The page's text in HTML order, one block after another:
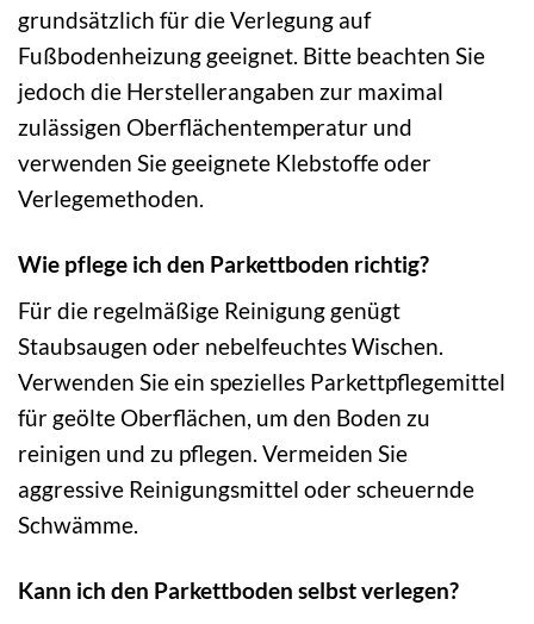
grundsätzlich für die Verlegung auf
Fußbodenheizung geeignet. Bitte beachten Sie
jedoch die Herstellerangaben zur maximal
zulässigen Oberflächentemperatur und
verwenden Sie geeignete Klebstoffe oder
Verlegemethoden.
Wie pflege ich den Parkettboden richtig?
Für die regelmäßige Reinigung genügt
Staubsaugen oder nebelfeuchtes Wischen.
Verwenden Sie ein spezielles Parkettpflegemittel
für geölte Oberflächen, um den Boden zu
reinigen und zu pflegen. Vermeiden Sie
aggressive Reinigungsmittel oder scheuernde
Schwämme.
Kann ich den Parkettboden selbst verlegen?